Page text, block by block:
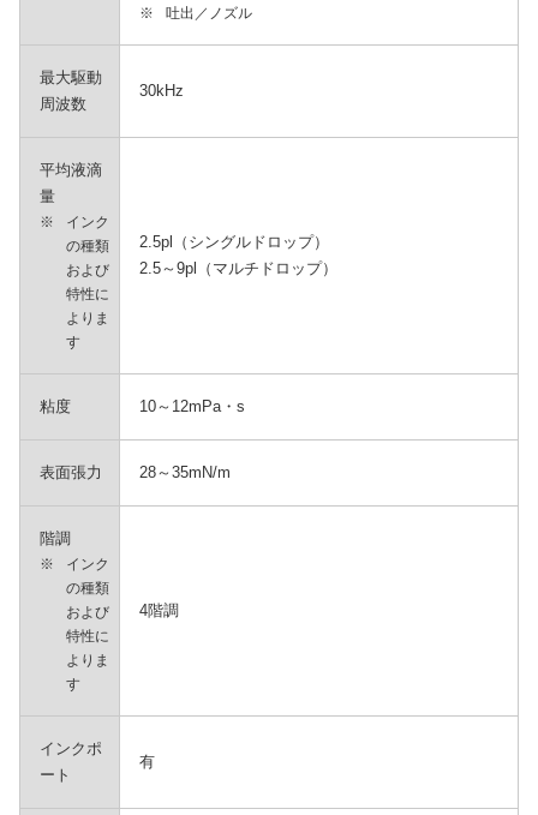
※ 吐出／ノズル
最大駆動
周波数
30kHz
平均液滴
量
※
インク
の種類
および
特性に
よりま
す
2.5pl（シングルドロップ）
2.5～9pl（マルチドロップ）
粘度 10～12mPa・s
表面張力 28～35mN/m
階調
※
インク
の種類
および
特性に
よりま
す
4階調
インクポ
ート
有